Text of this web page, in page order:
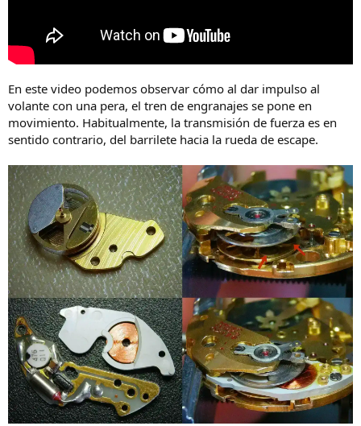
En este video podemos observar cómo al dar impulso al
volante con una pera, el tren de engranajes se pone en
movimiento. Habitualmente, la transmisión de fuerza es en
sentido contrario, del barrilete hacia la rueda de escape.